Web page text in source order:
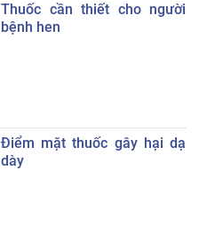
Thuốc cần thiết cho người
bệnh hen
Điểm mặt thuốc gây hại dạ
dày